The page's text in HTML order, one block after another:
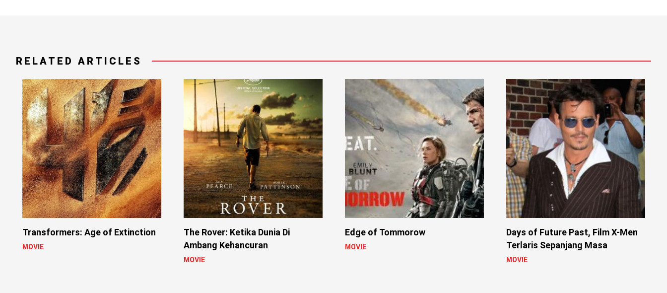
RELATED ARTICLES
Transformers: Age of Extinction
MOVIE
The Rover: Ketika Dunia Di
Ambang Kehancuran
MOVIE
Edge of Tommorow
MOVIE
Days of Future Past, Film X-Men
Terlaris Sepanjang Masa
MOVIE